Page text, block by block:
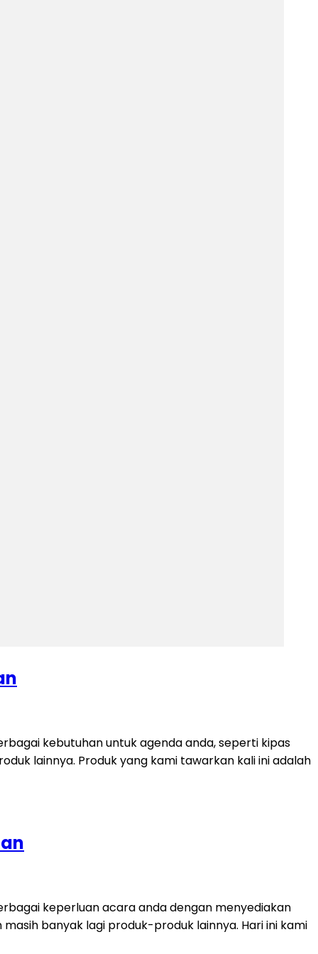
kebutuhan untuk agenda anda, seperti kipas
lainnya. Produk yang kami tawarkan kali ini adalah
keperluan acara anda dengan menyediakan
banyak lagi produk-produk lainnya. Hari ini kami